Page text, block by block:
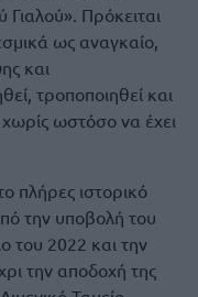
Πρόκειται
ως αναγκαίο,
και
τροποποιηθεί και
χωρίς ωστόσο να έχει
πλήρες ιστορικό
την υποβολή του
του 2022 και την
την αποδοχή της